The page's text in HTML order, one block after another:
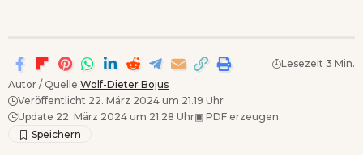
Autor / Quelle:Wolf-Dieter Bojus
Veröffentlicht 22. März 2024 um 21.19 Uhr
Update 22. März 2024 um 21.28 Uhr▣ PDF erzeugen
Lesezeit 3 Min.